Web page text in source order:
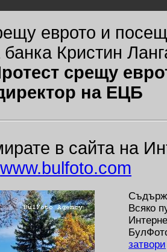
еврото и
Кристин
срещу
на ЕЦБ
в сайта на
www.bulfoto.com
Всяко
затвори